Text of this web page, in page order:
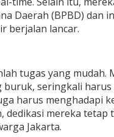
Daerah (BPBD) dan
berjalan lancar.
tugas yang mudah.
buruk, seringkali
harus menghadapi
dedikasi mereka tetap
Jakarta.